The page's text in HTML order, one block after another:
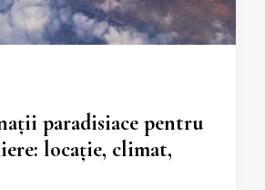
paradisiace pentru
locație, climat,